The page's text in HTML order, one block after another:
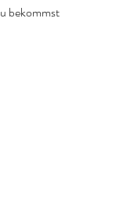
bekommst